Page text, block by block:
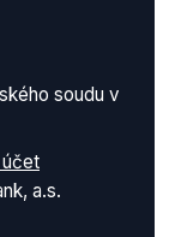
soudu v
účet
a.s.